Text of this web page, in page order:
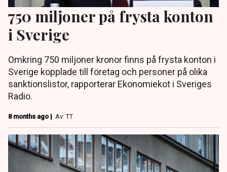
750 miljoner på frysta konton
i Sverige
Omkring 750 miljoner kronor finns på frysta konton i
Sverige kopplade till företag och personer på olika
sanktionslistor, rapporterar Ekonomiekot i Sveriges
Radio.
8 months ago | Av: TT